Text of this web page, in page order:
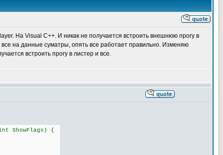
На Visual C++. И никак не получается встроить внешнюю прогу в
на данные суматры, опять все работает правильно. Изменяю
встроить прогу в листер и все.
ShowFlags) {